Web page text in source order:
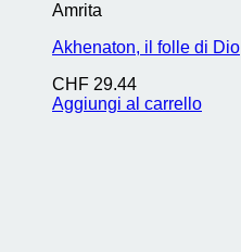
Amrita
Akhenaton, il folle di Dio
CHF 29.44
Aggiungi al carrello